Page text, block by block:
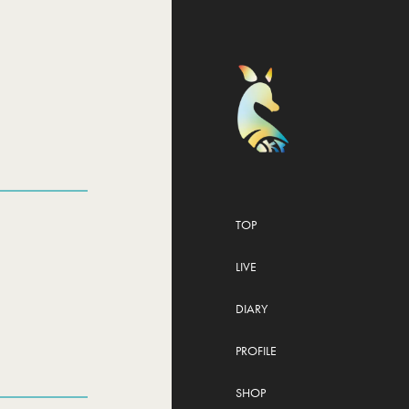
TOP
LIVE
DIARY
PROFILE
SHOP